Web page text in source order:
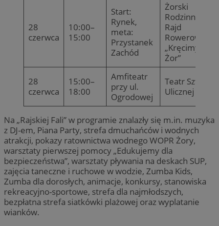
28
czerwca
10:00–
15:00
Start:
Rynek,
meta:
Przystanek
Zachód
Żorski
Rodzinny
Rajd
Rowerowy
„Kręcimy dla
Żor”
28
czerwca
15:00–
18:00
Amfiteatr
przy ul.
Ogrodowej
Teatr Sztuki
Ulicznej
Na „Rajskiej Fali” w programie znalazły się m.in. muzyka
z DJ-em, Piana Party, strefa dmuchańców i wodnych
atrakcji, pokazy ratownictwa wodnego WOPR Żory,
warsztaty pierwszej pomocy „Edukujemy dla
bezpieczeństwa”, warsztaty pływania na deskach SUP,
zajęcia taneczne i ruchowe w wodzie, Zumba Kids,
Zumba dla dorosłych, animacje, konkursy, stanowiska
rekreacyjno-sportowe, strefa dla najmłodszych,
bezpłatna strefa siatkówki plażowej oraz wyplatanie
wianków.